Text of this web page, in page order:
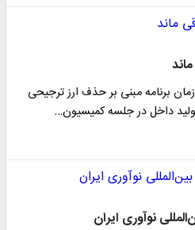
برنامه مبنی بر حذف ارز ترجیحی
داخل در جلسه کمیسیون…
نوآوری ایران